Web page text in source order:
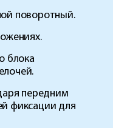
поворотный.
блока
передним
фиксации для